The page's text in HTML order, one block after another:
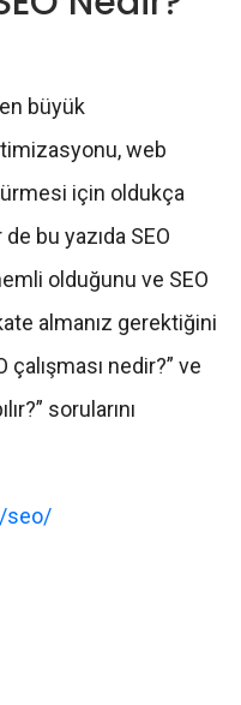
büyük
web
için oldukça
bu yazıda SEO
olduğunu ve SEO
almanız gerektiğini
çalışması nedir?” ve
sorularını
seo/